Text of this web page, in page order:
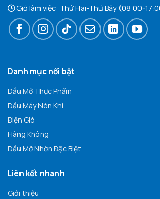
Giờ làm việc: Thứ Hai-Thứ Bảy (08:00-
Danh mục nổi bật
Dầu Mỡ Thực Phẩm
Dầu Máy Nén Khí
Điện Gió
Hàng Không
Dầu Mỡ Nhờn Đặc Biệt
Liên kết nhanh
Giới thiệu